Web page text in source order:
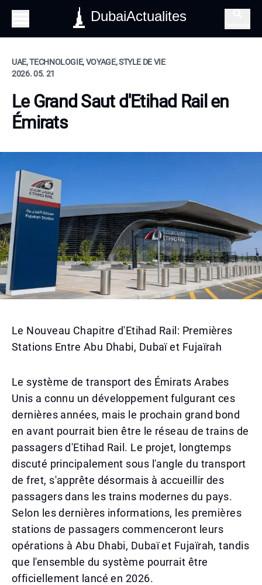
DubaiActualites
UAE, TECHNOLOGIE, VOYAGE, STYLE DE VIE
2026. 05. 21
Le Grand Saut d'Etihad Rail en
Émirats
Le Nouveau Chapitre d'Etihad Rail: Premières
Stations Entre Abu Dhabi, Dubaï et Fujaïrah
Le système de transport des Émirats Arabes
Unis a connu un développement fulgurant ces
dernières années, mais le prochain grand bond
en avant pourrait bien être le réseau de trains de
passagers d'Etihad Rail. Le projet, longtemps
discuté principalement sous l'angle du transport
de fret, s'apprête désormais à accueillir des
passagers dans les trains modernes du pays.
Selon les dernières informations, les premières
stations de passagers commenceront leurs
opérations à Abu Dhabi, Dubaï et Fujaïrah, tandis
que l'ensemble du système pourrait être
officiellement lancé en 2026.